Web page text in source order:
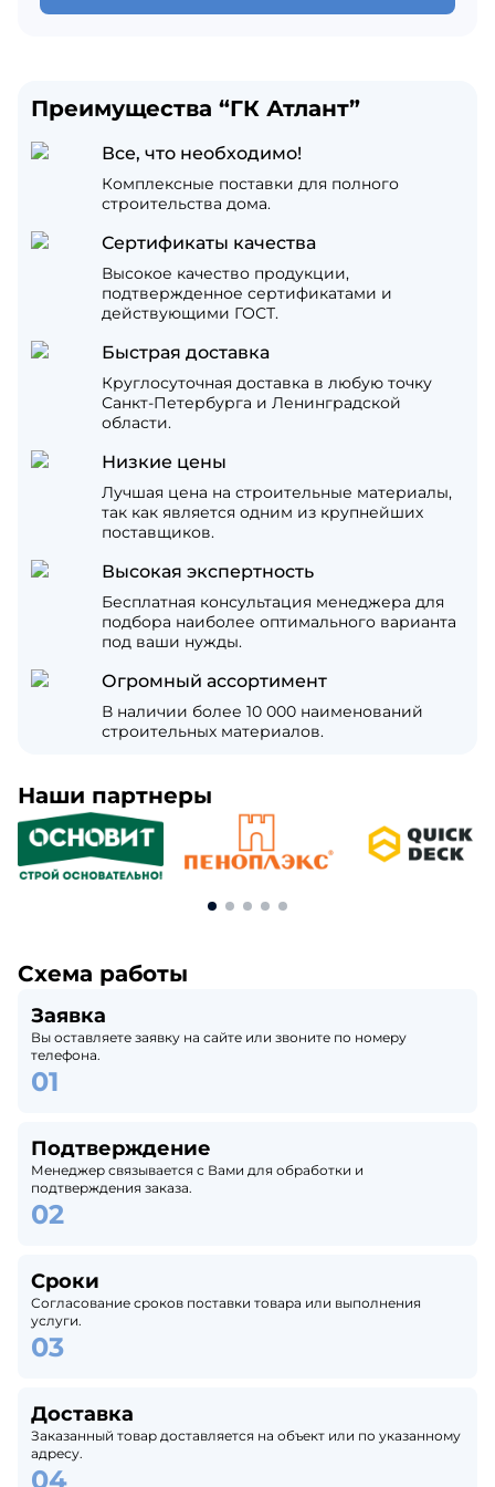
Преимущества “ГК Атлант”
Все, что необходимо!
Комплексные поставки для полного
строительства дома.
Сертификаты качества
Высокое качество продукции,
подтвержденное сертификатами и
действующими ГОСТ.
Быстрая доставка
Круглосуточная доставка в любую точку
Санкт-Петербурга и Ленинградской
области.
Низкие цены
Лучшая цена на строительные материалы,
так как является одним из крупнейших
поставщиков.
Высокая экспертность
Бесплатная консультация менеджера для
подбора наиболее оптимального варианта
под ваши нужды.
Огромный ассортимент
В наличии более 10 000 наименований
строительных материалов.
Наши партнеры
Схема работы
Заявка
Вы оставляете заявку на сайте или звоните по номеру
телефона.
Подтверждение
Менеджер связывается с Вами для обработки и
подтверждения заказа.
Сроки
Согласование сроков поставки товара или выполнения
услуги.
Доставка
Заказанный товар доставляется на объект или по указанному
адресу.